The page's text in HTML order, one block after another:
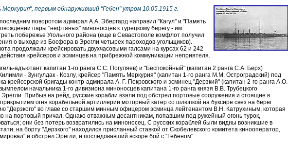
первым обнаруживший "Гебен" утром 10.05.1915 г.
поворотом адмирал А.А. Эбергард направил "Кагул" и "Память
пары "нефтяных" миноносцев к турецкому берегу - им
побережье Угольного района (еще в Севастополе комфлот получил
о выходе из Босфора в Эрегли четырех пароходов-угольщиков).
продолжали крейсировать двухчасовыми галсами на курсах 62 и 242
крейсеров и эсминцев на прибрежной коммуникации неприятеля.
адъютант капитан 1-го ранга С.С. Погуляев) и "Беспокойный" (капитан 2 ранга С.А. Берх)
- Зунгулдак - Козлу, крейсер "Память Меркурия" (капитан 1-го ранга М.М. Остроградский) под
крейсерской бригады контр-адмирала А. Г. Покровского и эсминец "Дерзкий" (капитан 2-го ранга А.О.
начальника 1-го дивизиона миноносцев капитана 1-го ранга князя В.В. Трубецкого
Эрегли. Прибыв на рейд, русские корабли взяли под обстрел портовые сооружения и стоящие в
огня корабельной артиллерии моторный катер со шлюпкой на буксире свез на берег
"Дерзкого" во главе со старшим минным офицером эсминца лейтенантом В.Н. Катрухиным, которая
на портовый причал. Однако отважным десантникам, попавшим под ружейный огонь турок,
они без потерь возвратились на миноносец. С русских кораблей были видны возникшие в
на борту "Дерзкого" находился присланный ставкой от Скобелевского комитета кинооператор,
и обстрел Эрегли, и последовавший вскоре бой с "Гебеном".